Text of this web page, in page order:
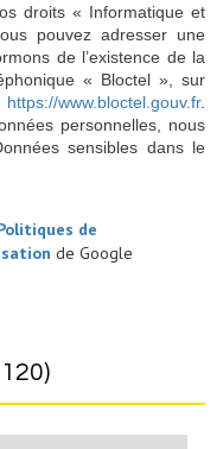
droits « Informatique et
pouvez adresser une
de l’existence de la
« Bloctel », sur
https://www.bloctel.gouv.fr.
personnelles, nous
sensibles dans le
de
de Google